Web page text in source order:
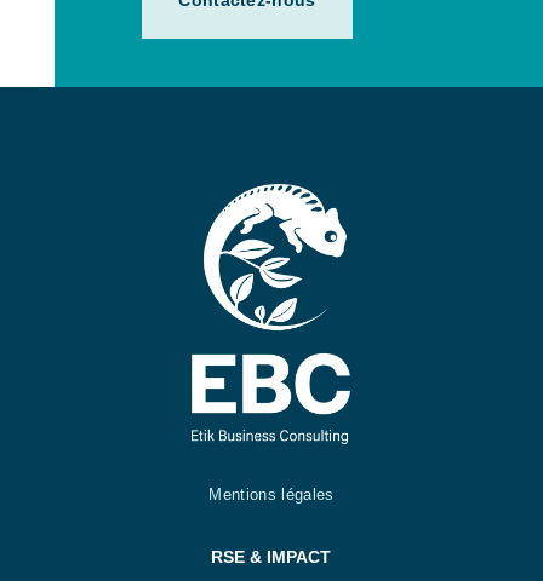
Mentions légales
RSE & IMPACT